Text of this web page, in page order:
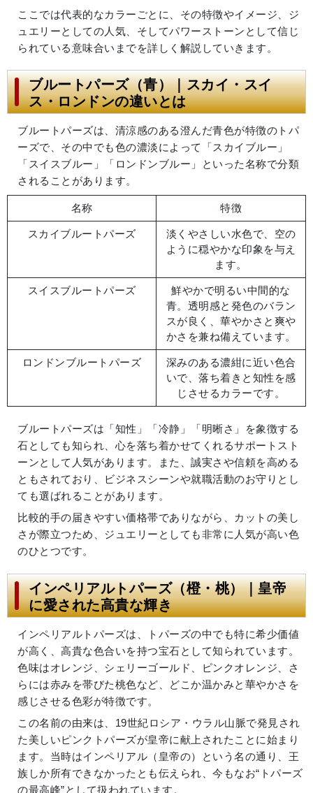
ここでは代表的なカラーごとに、その特徴やイメージ、ジ
ュエリーとしての人気、そしてパワーストーンとして信じ
られている意味合いまでを詳しく解説していきます。
ブルートパーズ（青）｜スカイ・スイ
ス・ロンドンの違いとは
ブルートパーズは、清涼感のある澄んだ青色が特徴のトパ
ーズで、その中でも色の濃淡によって「スカイブルー」
「スイスブルー」「ロンドンブルー」といった名称で分類
されることがあります。
名称 特徴
スカイブルートパーズ
淡くやさしい水色で、空の
ように穏やかな印象を与え
ます。
スイスブルートパーズ
鮮やかで明るい中間的な
青。透明感と発色のバラン
スが良く、華やかさと爽や
かさを兼ね備えています。
ロンドンブルートパーズ
深みのある濃紺に近い色合
いで、落ち着きと知性を感
じさせるカラーです。
ブルートパーズは「知性」「冷静」「明晰さ」を象徴する
石としても知られ、心を落ち着かせてくれるサポートスト
ーンとして人気があります。また、誠実さや信頼を高める
ともされており、ビジネスシーンや就職活動のお守りとし
ても選ばれることがあります。
比較的手の届きやすい価格帯でありながら、カットの美し
さが際立つため、ジュエリーとしても非常に人気が高い色
のひとつです。
インペリアルトパーズ（橙・桃）｜皇帝
に愛された高貴な輝き
インペリアルトパーズは、トパーズの中でも特に希少価値
が高く、高貴な色合いを持つ宝石として知られています。
色味はオレンジ、シェリーゴールド、ピンクオレンジ、さ
らには赤みを帯びた桃色など、どこか温かみと華やかさを
感じさせる色彩が特徴です。
この名前の由来は、19世紀ロシア・ウラル山脈で発見され
た美しいピンクトパーズが皇帝に献上されたことに始まり
ます。当時はインペリアル（皇帝の）という名の通り、王
族しか所有できなかったとも伝えられ、今もなお“トパーズ
の最高峰”として扱われています。